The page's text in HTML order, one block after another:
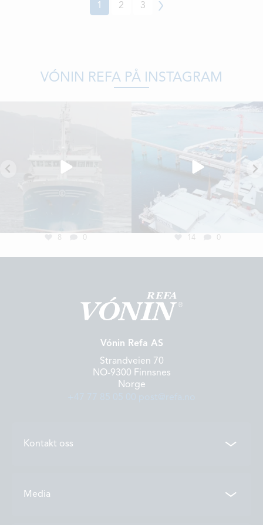
1 2 3 Neste
VÓNIN REFA PÅ INSTAGRAM
8 0 14 0
Vónin Refa AS
Strandveien 70
NO-9300 Finnsnes
Norge
Kontakt oss
Media